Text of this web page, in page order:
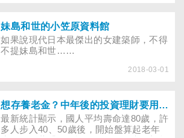
了一千多箱的衛生紙。有網友預言，在這
波「衛生紙之亂」後，為了減少衛生紙的
消耗量，「免治馬桶」應該會成為下一個
馬桶時，如果沒有調整好水柱沖洗角度，
妹島和世的小笠原資料館
如果說現代日本最傑出的女建築師，不得
不提妹島和世……
2018-03-01
想存養老金？中年後的投資理財要用對方法
最新統計顯示，國人平均壽命達80歲，許
多人步入40、50歲後，開始盤算起老年